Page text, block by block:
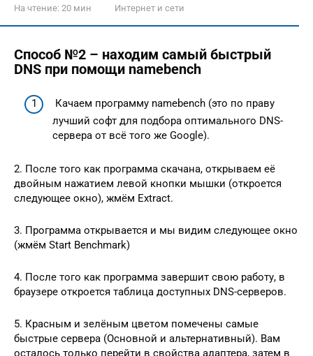
На чтение: 20 мин Интернет и сети
Способ №2 – находим самый быстрый
DNS при помощи namebench
Качаем программу namebench (это по праву
лучший софт для подбора оптимального DNS-
сервера от всё того же Google).
2. После того как программа скачана, открываем её
двойным нажатием левой кнопки мышки (откроется
следующее окно), жмём Extract.
3. Программа открывается и мы видим следующее окно
(жмём Start Benchmark)
4. После того как программа завершит свою работу, в
браузере откроется таблица доступных DNS-серверов.
5. Красным и зелёным цветом помечены самые
быстрые сервера (Основной и альтернативный). Вам
осталось только перейти в свойства адаптера, затем в